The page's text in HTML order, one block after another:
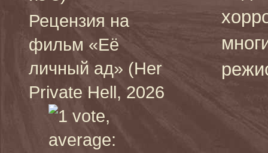
Рецензия на
фильм «Её
личный ад» (Her
Private Hell, 2026